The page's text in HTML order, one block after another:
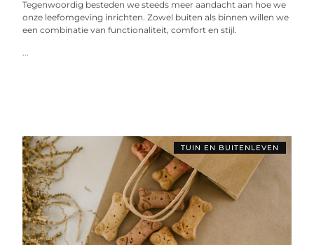
Tegenwoordig besteden we steeds meer aandacht aan hoe we
onze leefomgeving inrichten. Zowel buiten als binnen willen we
een combinatie van functionaliteit, comfort en stijl.
...
TUIN EN BUITENLEVEN